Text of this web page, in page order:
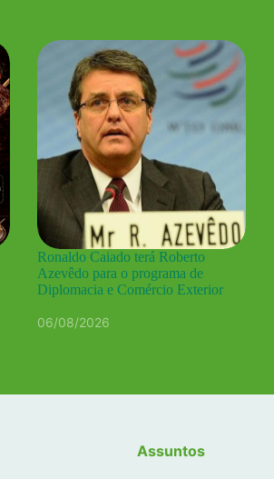
Ronaldo Caiado terá Roberto
Azevêdo para o programa de
Diplomacia e Comércio Exterior
06/08/2026
Assuntos